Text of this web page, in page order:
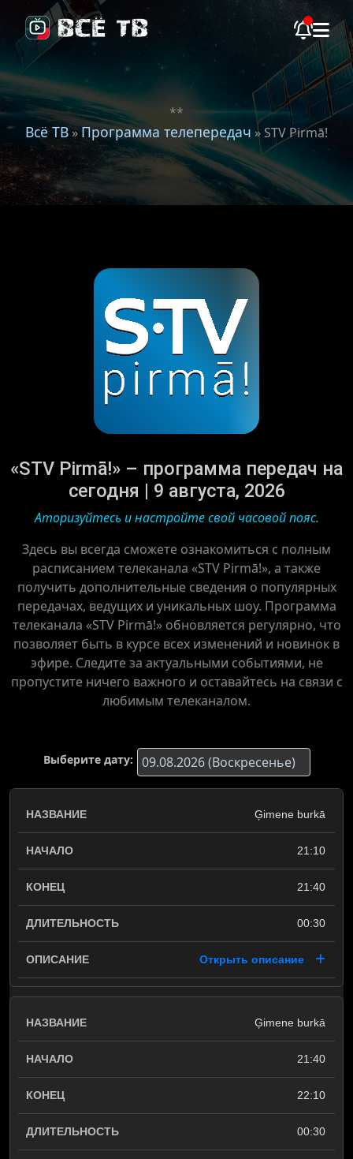
**
Всё ТВ»Программа телепередач » STV Pirmā!
«STV Pirmā!» – программа передач на
сегодня | 9 августа, 2026
Аторизуйтесь и настройте свой часовой пояс.
Здесь вы всегда сможете ознакомиться с полным
расписанием телеканала «STV Pirmā!», а также
получить дополнительные сведения о популярных
передачах, ведущих и уникальных шоу. Программа
телеканала «STV Pirmā!» обновляется регулярно, что
позволяет быть в курсе всех изменений и новинок в
эфире. Следите за актуальными событиями, не
пропустите ничего важного и оставайтесь на связи с
любимым телеканалом.
Выберите дату:
Ģimene burkā
21:10
21:40
00:30
Открыть описание
Ģimene burkā
21:40
22:10
00:30